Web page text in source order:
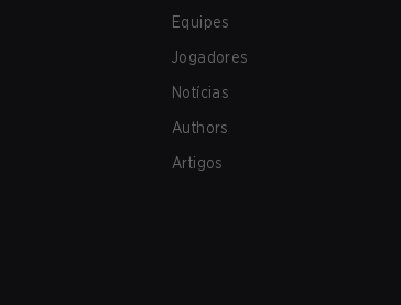
Equipes
Jogadores
Notícias
Authors
Artigos